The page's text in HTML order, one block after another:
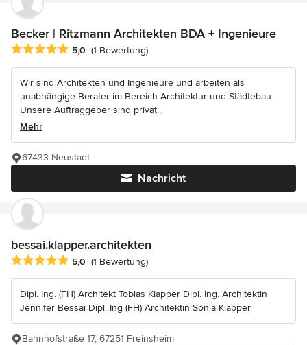
Becker | Ritzmann Architekten BDA + Ingenieure
Durchschnittliche Bewertung: 5 von 5 Sternen
5,0 (1 Bewertung)
Wir sind Architekten und Ingenieure und arbeiten als
unabhängige Berater im Bereich Architektur und Städtebau.
Unsere Auftraggeber sind privat...
Mehr
Nachricht
67433 Neustadt
bessai.klapper.architekten
Durchschnittliche Bewertung: 5 von 5 Sternen
5,0 (1 Bewertung)
Dipl. Ing. (FH) Architekt Tobias Klapper Dipl. Ing. Architektin
Jennifer Bessai Dipl. Ing (FH) Architektin Sonia Klapper
Bahnhofstraße 17, 67251 Freinsheim